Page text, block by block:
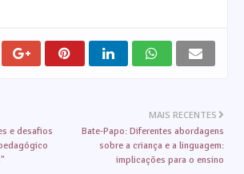
MAIS RECENTES
Bate-Papo: Diferentes abordagens
sobre a criança e a linguagem:
implicações para o ensino
e desafios